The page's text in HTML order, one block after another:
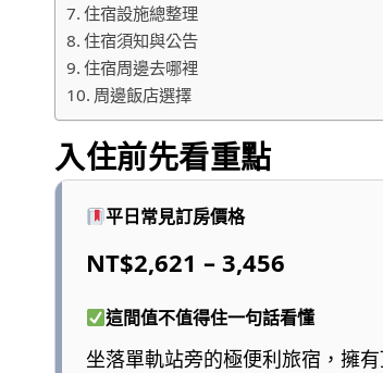
住宿設施總整理
住宿須知與公告
住宿周邊去哪裡
周邊飯店選擇
入住前先看重點
平日常見訂房價格
NT$2,621 – 3,456
這間值不值得住一句話看懂
坐落單軌站旁的極便利旅宿，擁